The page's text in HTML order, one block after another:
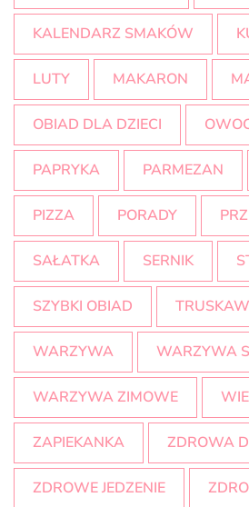
KALENDARZ SMAKÓW
LUTY MAKARON
OBIAD DLA DZIECI
PAPRYKA PARMEZAN
PIZZA PORADY
SAŁATKA SERNIK
SZYBKI OBIAD
WARZYWA WARZYWA
WARZYWA ZIMOWE
ZAPIEKANKA ZDROWA
ZDROWE JEDZENIE